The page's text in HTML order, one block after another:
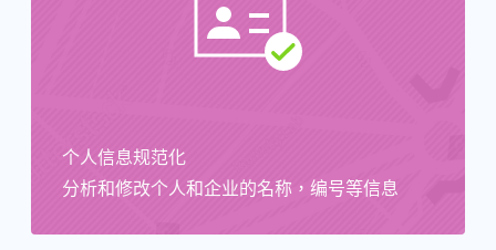
个人信息规范化
分析和修改个人和企业的名称，编号等信息